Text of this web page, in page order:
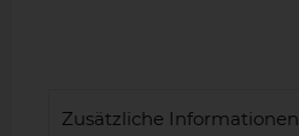
Zusätzliche Informationen